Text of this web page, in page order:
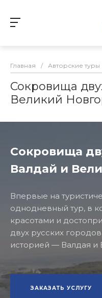
Главная / Авторские туры
Сокровища
Великий
Сокровища
Валдай и
Впервые на
однодневный тур, в
красотами и
двух русских
историей — Валдая и
ЗАКАЗАТЬ УСЛУГУ